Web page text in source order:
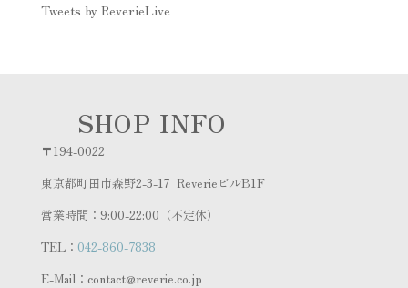
Tweets by ReverieLive
SHOP INFO
〒194-0022
東京都町田市森野2-3-17 ReverieビルB1F
営業時間：9:00-22:00（不定休）
TEL： 042-860-7838
E-Mail：contact@reverie.co.jp